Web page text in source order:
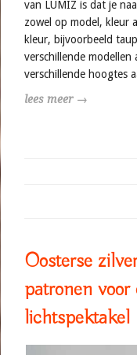
van LUMIZ is dat je
zowel op model, kleur
kleur, bijvoorbeeld
verschillende modellen
verschillende hoogtes
lees meer →
Oosterse
patronen voor
lichtspektakel